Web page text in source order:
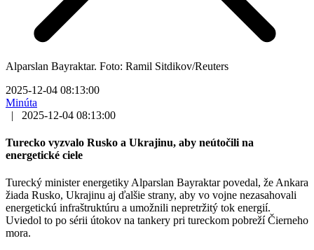
Alparslan Bayraktar. Foto: Ramil Sitdikov/Reuters
2025-12-04 08:13:00
Minúta
|
2025-12-04 08:13:00
Turecko vyzvalo Rusko a Ukrajinu, aby neútočili na
energetické ciele
Turecký minister energetiky Alparslan Bayraktar povedal, že Ankara
žiada Rusko, Ukrajinu aj ďalšie strany, aby vo vojne nezasahovali
energetickú infraštruktúru a umožnili nepretržitý tok energií.
Uviedol to po sérii útokov na tankery pri tureckom pobreží Čierneho
mora.